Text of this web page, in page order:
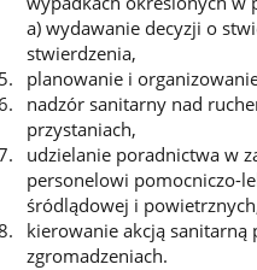
a) wydawanie decyzji o
stwierdzenia,
planowanie i
nadzór sanitarny nad
przystaniach,
udzielanie poradnictwa w
personelowi pomocniczo-
śródlądowej i
kierowanie akcją sanitarną
zgromadzeniach.